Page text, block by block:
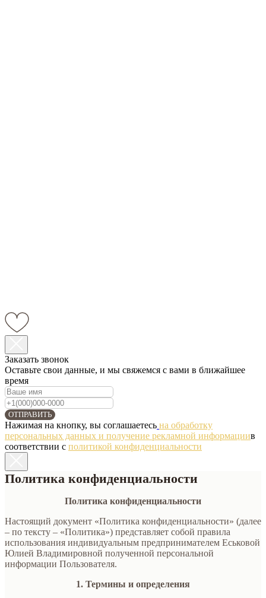
Заказать звонок
Оставьте свои данные, и мы свяжемся с вами в ближайшее
время
ОТПРАВИТЬ
Нажимая на кнопку, вы соглашаетесь на обработку
персональных данных и получение рекламной информациив
соответствии с политикой конфиденциальности
Политика конфиденциальности
Политика конфиденциальности
Настоящий документ «Политика конфиденциальности» (далее
– по тексту – «Политика») представляет собой правила
использования индивидуальным предпринимателем Еськовой
Юлией Владимировной полученной персональной
информации Пользователя.
1. Термины и определения